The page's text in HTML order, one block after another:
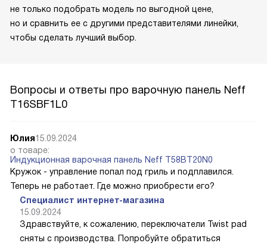
не только подобрать модель по выгодной цене,
но и сравнить ее с другими представителями линейки,
чтобы сделать лучший выбор.
Вопросы и ответы про варочную панель Neff
T16SBF1L0
Юлия15.09.2024
о товаре:
Индукционная варочная панель Neff T58BT20N0
Кружок - управление попал под гриль и подплавился.
Теперь не работает. Где можно приобрести его?
Специалист интернет-магазина
15.09.2024
Здравствуйте, к сожалению, переключатели Twist pad
сняты с производства. Попробуйте обратиться